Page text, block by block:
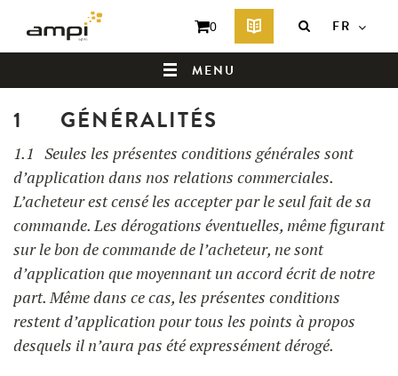
MENU
QUI SOMMES-NOUS ?
0 FR
TERMES & CONDITIONS
1 GÉNÉRALITÉS
1.1 Seules les présentes conditions générales sont
d’application dans nos relations commerciales.
L’acheteur est censé les accepter par le seul fait de sa
commande. Les dérogations éventuelles, même figurant
sur le bon de commande de l’acheteur, ne sont
d’application que moyennant un accord écrit de notre
part. Même dans ce cas, les présentes conditions
restent d’application pour tous les points à propos
desquels il n’aura pas été expressément dérogé.